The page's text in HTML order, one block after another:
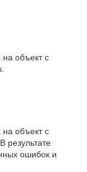
на объект с
на объект с
результате
ошибок и